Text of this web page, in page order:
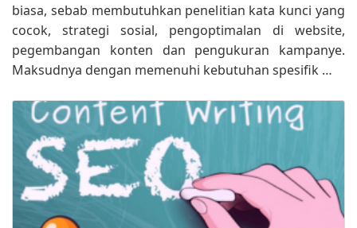
biasa, sebab membutuhkan penelitian kata kunci yang
cocok, strategi sosial, pengoptimalan di website,
pegembangan konten dan pengukuran kampanye.
Maksudnya dengan memenuhi kebutuhan spesifik …